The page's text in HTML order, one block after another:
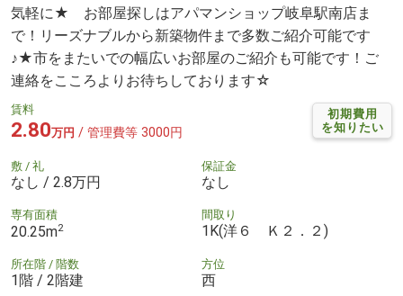
気軽に★ お部屋探しはアパマンショップ岐阜駅南店ま
で！リーズナブルから新築物件まで多数ご紹介可能です
♪★市をまたいでの幅広いお部屋のご紹介も可能です！ご
連絡をこころよりお待ちしております☆
初期費用
を知りたい
賃料
2.80万円 / 管理費等 3000円
敷 / 礼
なし / 2.8万円
保証金
なし
専有面積
20.25m2
間取り
1K(洋６ Ｋ２．２)
所在階 / 階数
1階 / 2階建
方位
西